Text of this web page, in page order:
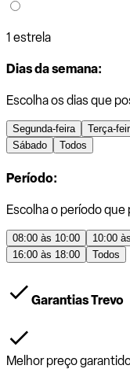
1 estrela
Dias da semana:
Escolha os dias que
Segunda-feira Terça-
Sábado
Todos
Período:
Escolha o período
08:00 às 10:00 10:00
16:00 às 18:00
Todos
Garantias Trevo
Melhor preço